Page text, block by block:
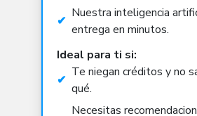
Nuestra inteligencia
entrega en minutos.
Ideal para ti si:
Te niegan créditos y no
qué.
Necesitas